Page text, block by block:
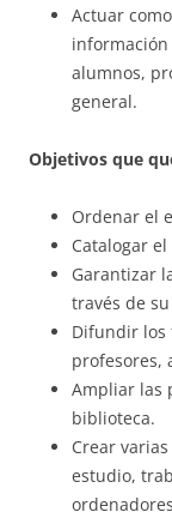
Actuar
alumnos,
general.
Objetivos que
Ordenar el
Catalogar
Garantizar
través de
Difundir los
profesores,
Ampliar las
biblioteca.
Crear
estudio,